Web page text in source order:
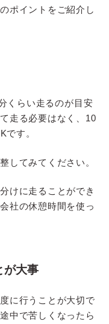
ポイントをご紹介し
くらい走るのが目安
走る必要はなく、10
です。
してみてください。
けに走ることができ
社の休憩時間を使っ
が大事
に行うことが大切で
中で苦しくなったら